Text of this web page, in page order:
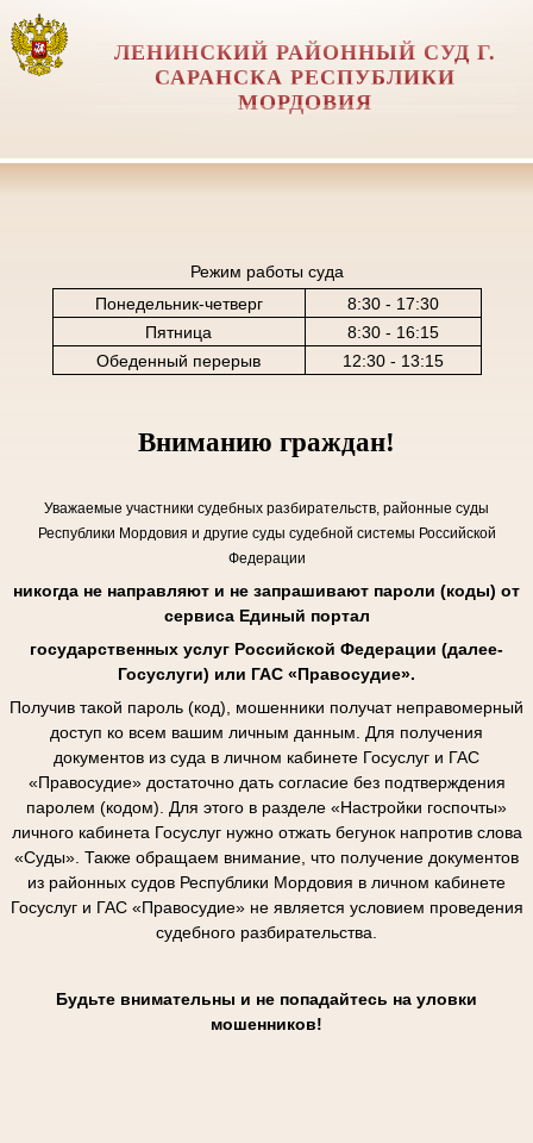
ЛЕНИНСКИЙ РАЙОННЫЙ СУД Г.
САРАНСКА РЕСПУБЛИКИ
МОРДОВИЯ
Режим работы суда
Понедельник-четверг
8:30 - 17:30
Пятница
8:30 - 16:15
Обеденный перерыв
12:30 - 13:15
Вниманию граждан!
Уважаемые участники судебных разбирательств, районные суды
Республики Мордовия и другие суды судебной системы Российской
Федерации
никогда не направляют и не запрашивают пароли (коды) от
сервиса Единый портал
государственных услуг Российской Федерации (далее-
Госуслуги) или ГАС «Правосудие».
Получив такой пароль (код), мошенники получат неправомерный
доступ ко всем вашим личным данным. Для получения
документов из суда в личном кабинете Госуслуг и ГАС
«Правосудие» достаточно дать согласие без подтверждения
паролем (кодом). Для этого в разделе «Настройки госпочты»
личного кабинета Госуслуг нужно отжать бегунок напротив слова
«Суды». Также обращаем внимание, что получение документов
из районных судов Республики Мордовия в личном кабинете
Госуслуг и ГАС «Правосудие» не является условием проведения
судебного разбирательства.
Будьте внимательны и не попадайтесь на уловки
мошенников!